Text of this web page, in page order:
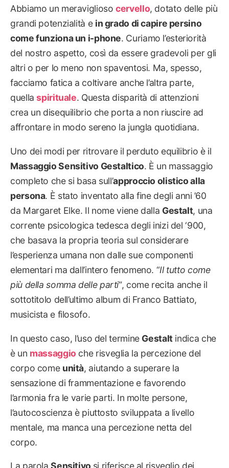
Abbiamo un meravigliosocervello, dotato delle più
grandi potenzialità e in grado di capire persino
come funziona un i-phone. Curiamo l’esteriorità
del nostro aspetto, così da essere gradevoli per gli
altri o per lo meno non spaventosi. Ma, spesso,
facciamo fatica a coltivare anche l’altra parte,
quellaspirituale. Questa disparità di attenzioni
crea un disequilibrio che porta a non riuscire ad
affrontare in modo sereno la jungla quotidiana.
Uno dei modi per ritrovare il perduto equilibrio è il
Massaggio Sensitivo Gestaltico. È un massaggio
completo che si basa sull’approccio olistico alla
persona. È stato inventato alla fine degli anni ’60
da Margaret Elke. Il nome viene dalla Gestalt, una
corrente psicologica tedesca degli inizi del ‘900,
che basava la propria teoria sul considerare
l’esperienza umana non dalle sue componenti
elementari ma dall’intero fenomeno. “Il tutto come
più della somma delle parti“, come recita anche il
sottotitolo dell’ultimo album di Franco Battiato,
musicista e filosofo.
In questo caso, l’uso del termine Gestaltindica che
è un massaggio che risveglia la percezione del
corpo come unità, aiutando a superare la
sensazione di frammentazione e favorendo
l’armonia fra le varie parti. In molte persone,
l’autocoscienza è piuttosto sviluppata a livello
mentale, ma manca una percezione netta del
corpo.
La parolaSensitivo si riferisce al risveglio dei